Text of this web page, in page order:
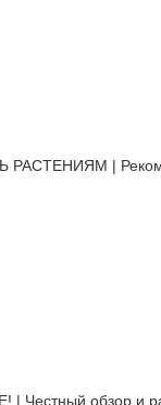
|
обзор и